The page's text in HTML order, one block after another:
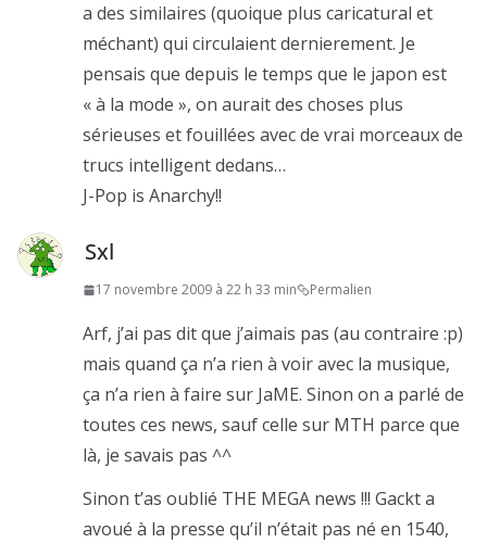
a des similaires (quoique plus caricatural et
méchant) qui circulaient dernierement. Je
pensais que depuis le temps que le japon est
« à la mode », on aurait des choses plus
sérieuses et fouillées avec de vrai morceaux de
trucs intelligent dedans…
J-Pop is Anarchy!!
Sxl
17 novembre 2009 à 22 h 33 min Permalien
Arf, j’ai pas dit que j’aimais pas (au contraire :p)
mais quand ça n’a rien à voir avec la musique,
ça n’a rien à faire sur JaME. Sinon on a parlé de
toutes ces news, sauf celle sur MTH parce que
là, je savais pas ^^
Sinon t’as oublié THE MEGA news !!! Gackt a
avoué à la presse qu’il n’était pas né en 1540,